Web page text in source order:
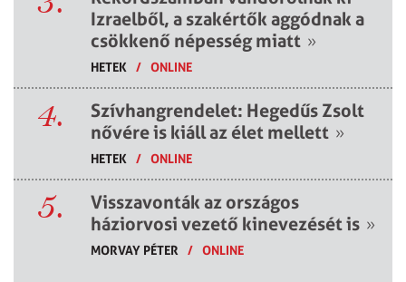
Izraelből, a szakértők aggódnak a
csökkenő népesség miatt »
HETEK / ONLINE
4.
Szívhangrendelet: Hegedűs Zsolt
nővére is kiáll az élet mellett »
HETEK / ONLINE
5.
Visszavonták az országos
háziorvosi vezető kinevezését is »
MORVAY PÉTER / ONLINE